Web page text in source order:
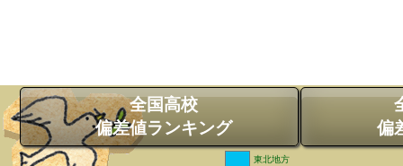
全国高校
偏差値ランキング
偏
東北地方